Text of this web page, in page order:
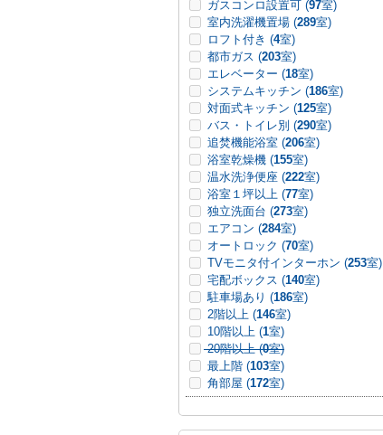
ガスコンロ設置可 (97室)
室内洗濯機置場 (289室)
ロフト付き (4室)
都市ガス (203室)
エレベーター (18室)
システムキッチン (186室)
対面式キッチン (125室)
バス・トイレ別 (290室)
追焚機能浴室 (206室)
浴室乾燥機 (155室)
温水洗浄便座 (222室)
浴室１坪以上 (77室)
独立洗面台 (273室)
エアコン (284室)
オートロック (70室)
TVモニタ付インターホン (253室)
宅配ボックス (140室)
駐車場あり (186室)
2階以上 (146室)
10階以上 (1室)
20階以上 (0室)
最上階 (103室)
角部屋 (172室)